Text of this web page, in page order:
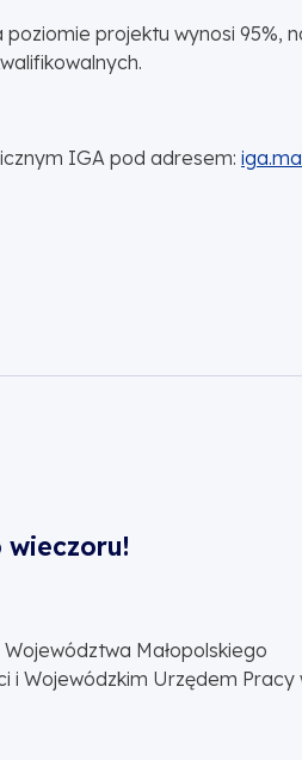
projektu wynosi 95%,
IGA pod adresem:
wieczoru!
Małopolskiego
i Wojewódzkim Urzędem Pracy